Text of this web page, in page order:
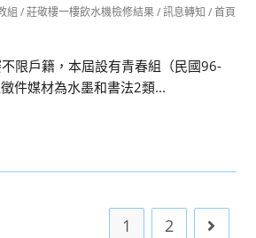
組 / 莊敬樓一樓飲水機檢修結果 / 訊息轉知 / 首頁
限戶籍，本屆設有青春組（民國96-
件媒材為水墨和書法2類...
1 2 Go to